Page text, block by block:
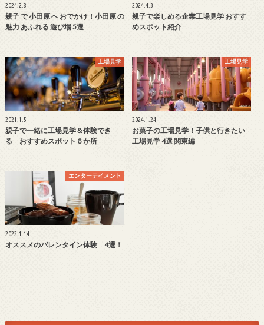
2024.2.8
親子 で 小田原 へ おでかけ！小田原 の
魅力 あふれる 遊び場 5選
2024.4.3
親子で楽しめる企業工場見学 おすす
めスポット紹介
工場見学
2021.1.5
親子で一緒に工場見学＆体験でき
る おすすめスポット６か所
工場見学
2024.1.24
お菓子の工場見学！子供と行きたい
工場見学 4選 関東編
エンターテイメント
2022.1.14
オススメのバレンタイン体験 4選！